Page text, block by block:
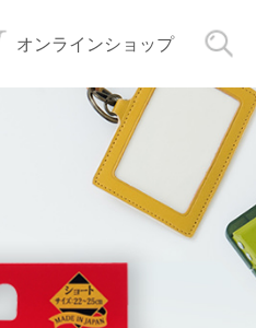
オンラインショップ